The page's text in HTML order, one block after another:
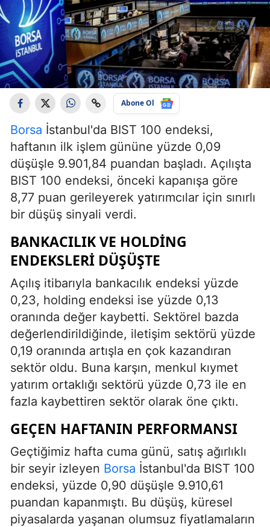
Abone Ol
Borsa İstanbul'da BIST 100 endeksi,
haftanın ilk işlem gününe yüzde 0,09
düşüşle 9.901,84 puandan başladı. Açılışta
BIST 100 endeksi, önceki kapanışa göre
8,77 puan gerileyerek yatırımcılar için sınırlı
bir düşüş sinyali verdi.
BANKACILIK VE HOLDING
ENDEKSLERI DÜŞÜŞTE
Açılış itibarıyla bankacılık endeksi yüzde
0,23, holding endeksi ise yüzde 0,13
oranında değer kaybetti. Sektörel bazda
değerlendirildiğinde, iletişim sektörü yüzde
0,19 oranında artışla en çok kazandıran
sektör oldu. Buna karşın, menkul kıymet
yatırım ortaklığı sektörü yüzde 0,73 ile en
fazla kaybettiren sektör olarak öne çıktı.
GEÇEN HAFTANIN PERFORMANSI
Geçtiğimiz hafta cuma günü, satış ağırlıklı
bir seyir izleyen Borsa İstanbul'da BIST 100
endeksi, yüzde 0,90 düşüşle 9.910,61
puandan kapanmıştı. Bu düşüş, küresel
piyasalarda yaşanan olumsuz fiyatlamaların